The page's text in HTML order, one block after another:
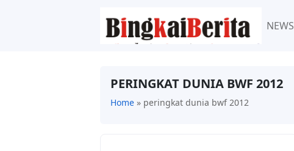
NEWS
PERINGKAT DUNIA BWF 2012
Home » peringkat dunia bwf 2012